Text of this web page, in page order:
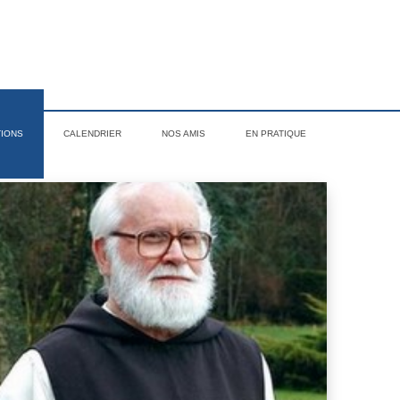
CALENDRIER NOS AMIS EN PRATIQUE